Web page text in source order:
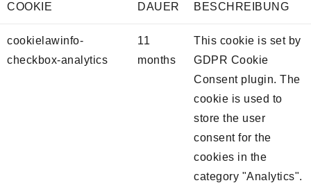
COOKIE DAUER BESCHREIBUNG
cookielawinfo-
checkbox-analytics
11
months
This cookie is set by
GDPR Cookie
Consent plugin. The
cookie is used to
store the user
consent for the
cookies in the
category "Analytics".